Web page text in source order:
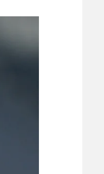
רשיון להקרנה